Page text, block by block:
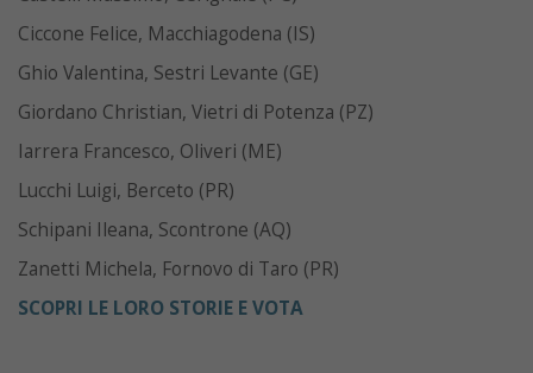
Ciccone Felice, Macchiagodena (IS)
Ghio Valentina, Sestri Levante (GE)
Giordano Christian, Vietri di Potenza (PZ)
Iarrera Francesco, Oliveri (ME)
Lucchi Luigi, Berceto (PR)
Schipani Ileana, Scontrone (AQ)
Zanetti Michela, Fornovo di Taro (PR)
SCOPRI LE LORO STORIE E VOTA